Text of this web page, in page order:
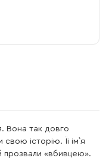
Вона так довго
історію. Її ім`я
прозвали «вбивцею».